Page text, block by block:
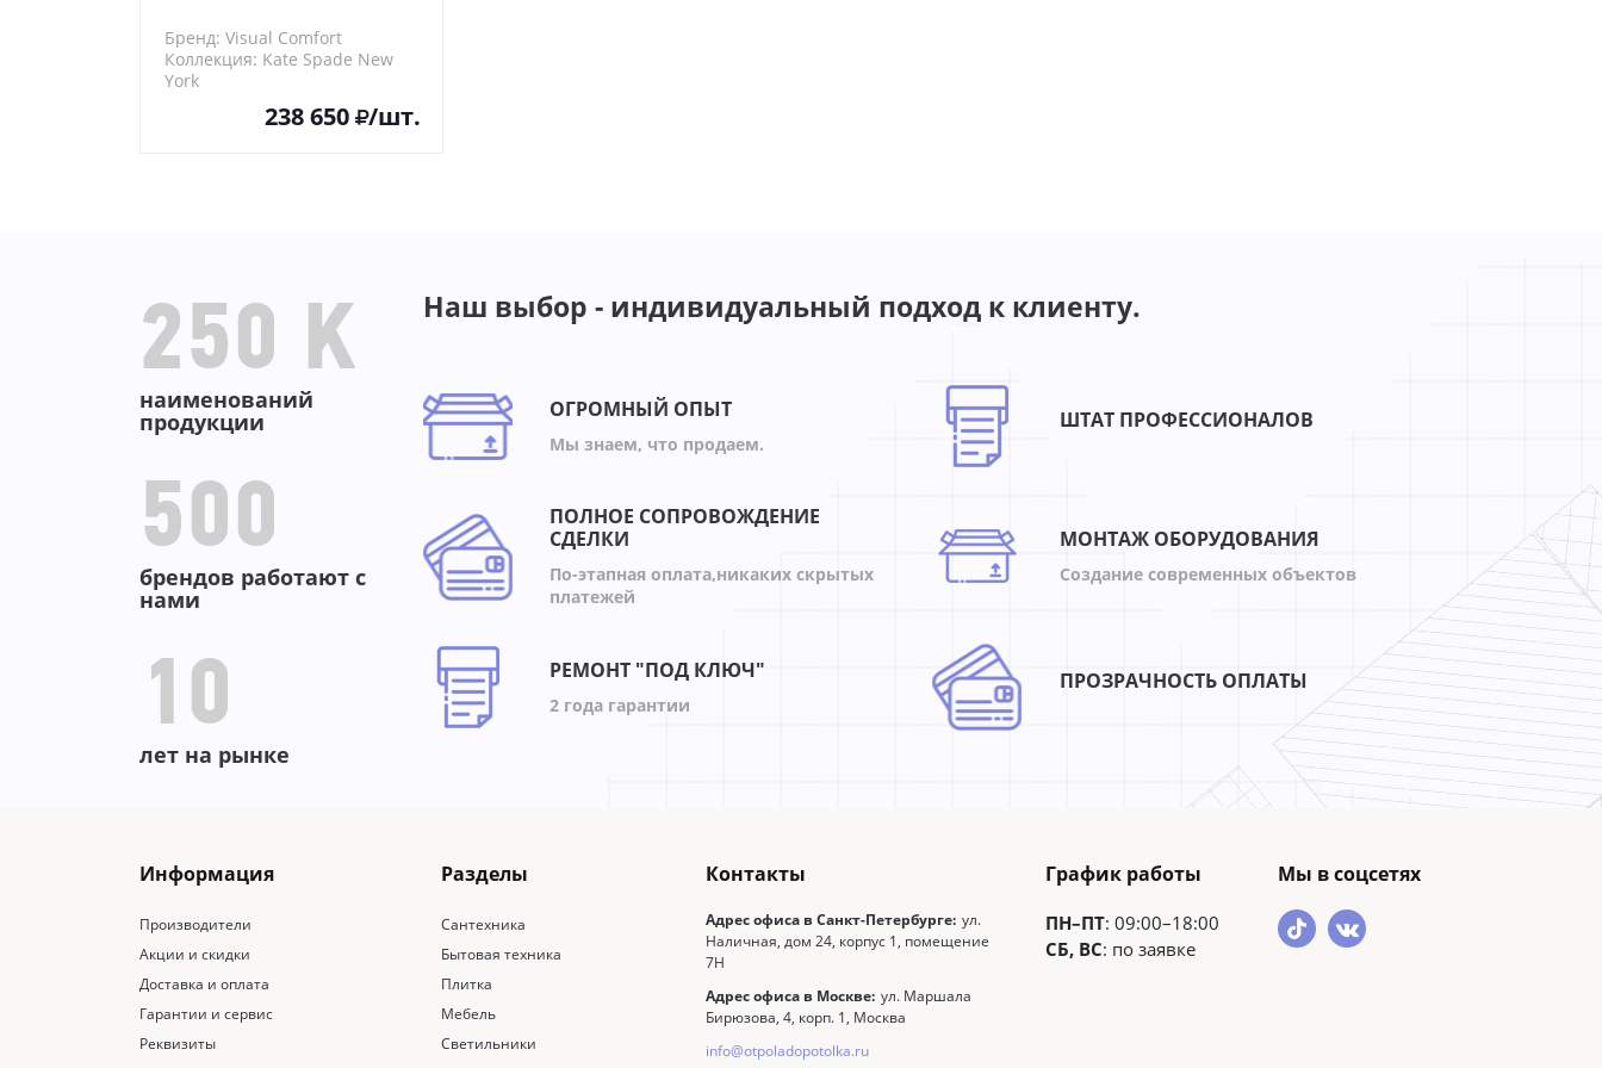
Бренд: Visual Comfort
Коллекция: Kate Spade New
York
238 650 /шт.
250 K
наименований
продукции
500
брендов работают с
нами
10
лет на рынке
Наш выбор - индивидуальный подход к клиенту.
ОГРОМНЫЙ ОПЫТ
Мы знаем, что продаем.
ШТАТ ПРОФЕССИОНАЛОВ
ПОЛНОЕ СОПРОВОЖДЕНИЕ
СДЕЛКИ
По-этапная оплата,никаких скрытых
платежей
МОНТАЖ ОБОРУДОВАНИЯ
Создание современных объектов
РЕМОНТ "ПОД КЛЮЧ"
2 года гарантии
ПРОЗРАЧНОСТЬ ОПЛАТЫ
Информация
Производители
Акции и скидки
Доставка и оплата
Гарантии и сервис
Реквизиты
Разделы
Сантехника
Бытовая техника
Плитка
Мебель
Светильники
Контакты
Адрес офиса в Санкт-Петербурге: ул.
Наличная, дом 24, корпус 1, помещение
7Н
Адрес офиса в Москве: ул. Маршала
Бирюзова, 4, корп. 1, Москва
info@otpoladopotolka.ru
График работы
ПН–ПТ: 09:00–18:00
СБ, ВС: по заявке
Мы в соцсетях